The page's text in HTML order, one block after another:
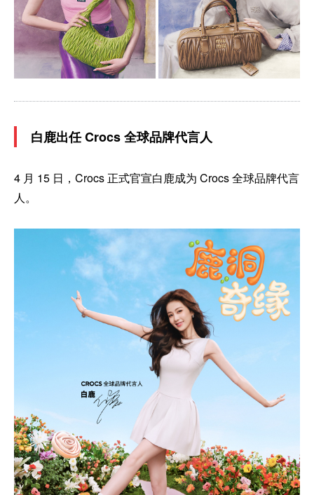
白鹿出任 Crocs 全球品牌代言人
4 月 15 日，Crocs 正式官宣白鹿成为 Crocs 全球品牌代言
人。